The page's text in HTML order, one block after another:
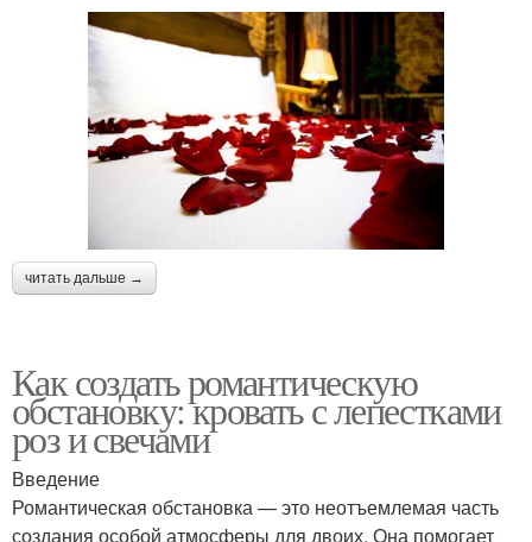
читать дальше →
Как создать романтическую
обстановку: кровать с лепестками
роз и свечами
Введение
Романтическая обстановка — это неотъемлемая часть
создания особой атмосферы для двоих. Она помогает